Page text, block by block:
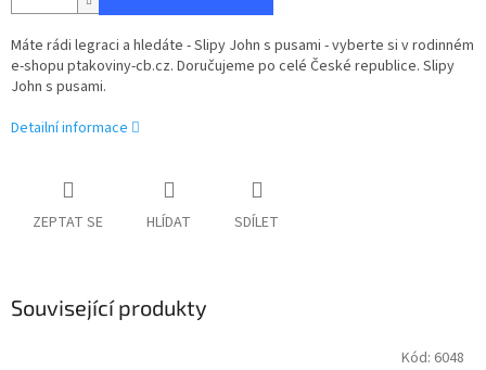
Máte rádi legraci a hledáte - Slipy John s pusami - vyberte si v rodinném
e-shopu ptakoviny-cb.cz. Doručujeme po celé České republice. Slipy
John s pusami.
Detailní informace
ZEPTAT SE HLÍDAT SDÍLET
Související produkty
Kód: 6048